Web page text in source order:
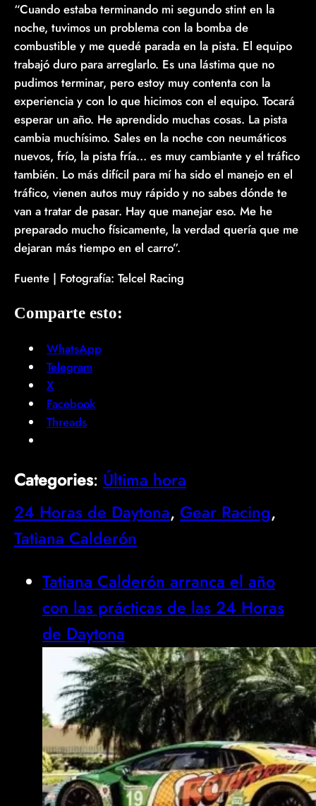
“Cuando estaba terminando mi segundo stint en la
noche, tuvimos un problema con la bomba de
combustible y me quedé parada en la pista. El equipo
trabajó duro para arreglarlo. Es una lástima que no
pudimos terminar, pero estoy muy contenta con la
experiencia y con lo que hicimos con el equipo. Tocará
esperar un año. He aprendido muchas cosas. La pista
cambia muchísimo. Sales en la noche con neumáticos
nuevos, frío, la pista fría… es muy cambiante y el tráfico
también. Lo más difícil para mí ha sido el manejo en el
tráfico, vienen autos muy rápido y no sabes dónde te
van a tratar de pasar. Hay que manejar eso. Me he
preparado mucho físicamente, la verdad quería que me
dejaran más tiempo en el carro”.
Fuente | Fotografía: Telcel Racing
Comparte esto:
WhatsApp
Telegram
X
Facebook
Threads
Categories: Última hora
24 Horas de Daytona, Gear Racing
Tatiana Calderón
Tatiana Calderón arranca el año
con las prácticas de las 24 Horas
de Daytona